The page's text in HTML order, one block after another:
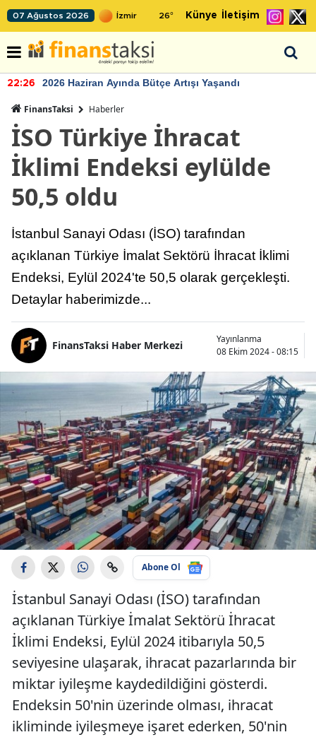
07 Ağustos 2026 26° Künye İletişim
22:26 2026 Haziran Ayında Bütçe Artışı Yaşandı
FinansTaksi Haberler
İSO Türkiye İhracat
İklimi Endeksi eylülde
50,5 oldu
İstanbul Sanayi Odası (İSO) tarafından
açıklanan Türkiye İmalat Sektörü İhracat İklimi
Endeksi, Eylül 2024'te 50,5 olarak gerçekleşti.
Detaylar haberimizde...
FinansTaksi Haber Merkezi
Yayınlanma
08 Ekim 2024 - 08:15
Abone Ol
İstanbul Sanayi Odası (İSO) tarafından
açıklanan Türkiye İmalat Sektörü İhracat
İklimi Endeksi, Eylül 2024 itibarıyla 50,5
seviyesine ulaşarak, ihracat pazarlarında bir
miktar iyileşme kaydedildiğini gösterdi.
Endeksin 50'nin üzerinde olması, ihracat
ikliminde iyileşmeye işaret ederken, 50'nin